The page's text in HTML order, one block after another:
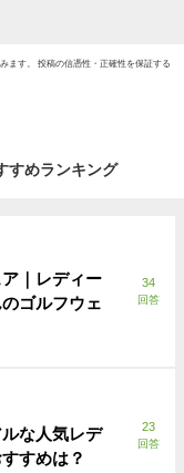
ます。 投稿の信憑性・正確性を保証する
すめランキング
｜レディー
ゴルフウェ
34
回答
な人気レデ
すめは？
23
回答